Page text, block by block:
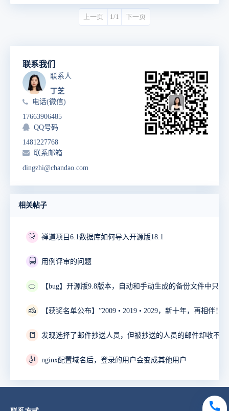
上一页 1/1 下一页
联系我们
联系人
丁芝
电话(微信)
17663906485
QQ号码
1481227768
联系邮箱
dingzhi@chandao.com
相关帖子
🎊 禅道项目6.1数据库如何导入开源版18.1
🚍 用例评审的问题
🍊
🧀
📒 发现选择了邮件抄送人员，但被抄送的人员的邮件却收不到
🎻 nginx配置域名后，登录的用户会变成其他用户